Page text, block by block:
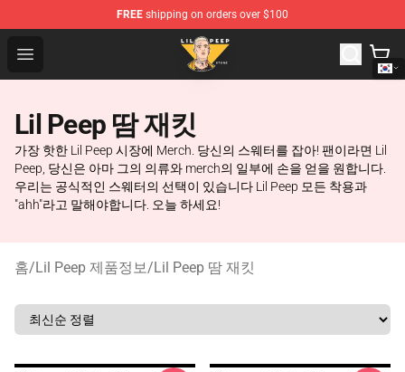
FREE shipping on orders over $100
Open menu
Lil Peep Store - Official Lil Peep Merchandise Shop
Lil Peep 땀 재킷
가장 핫한 Lil Peep 시장에 Merch. 당신의 스웨터를 잡아! 팬이라면 Lil
Peep, 당신은 아마 그의 의류와 merch의 일부에 손을 얻을 원합니다.
우리는 공식적인 스웨터의 선택이 있습니다 Lil Peep 모든 착용과
"ahh"라고 말해야합니다. 오늘 하세요!
홈/Lil Peep 제품정보/Lil Peep 땀 재킷